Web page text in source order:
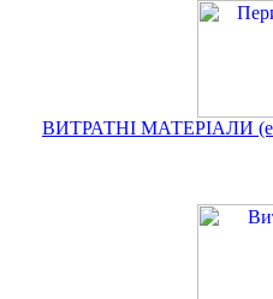
ВИТРАТНІ МАТЕРІАЛИ